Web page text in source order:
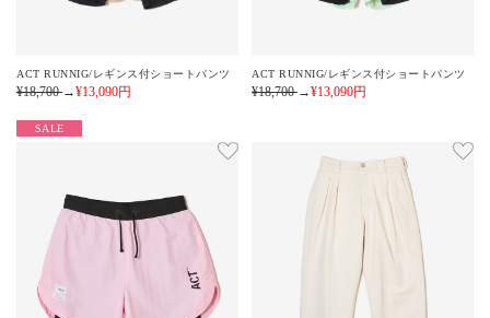
ACT RUNNIG/レギンス付ショートパンツ
¥18,700→¥13,090円
ACT RUNNIG/レギンス付ショートパンツ
¥18,700→¥13,090円
SALE